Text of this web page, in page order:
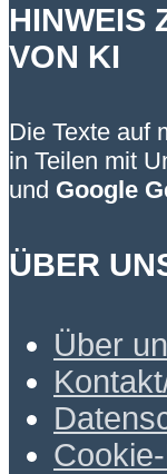
HINWEIS
VON KI
Die Texte auf
in Teilen mit
und Google
ÜBER
Über